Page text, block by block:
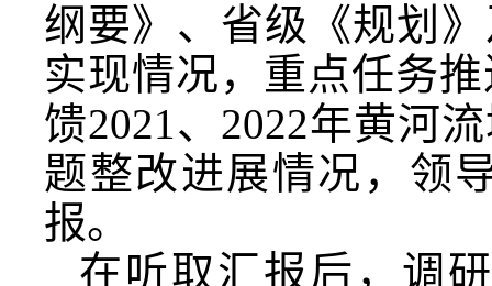
纲要》、省级《规划
实现情况，重点任务
馈2021、2022年黄河
题整改进展情况，领
报。
在听取汇报后，调